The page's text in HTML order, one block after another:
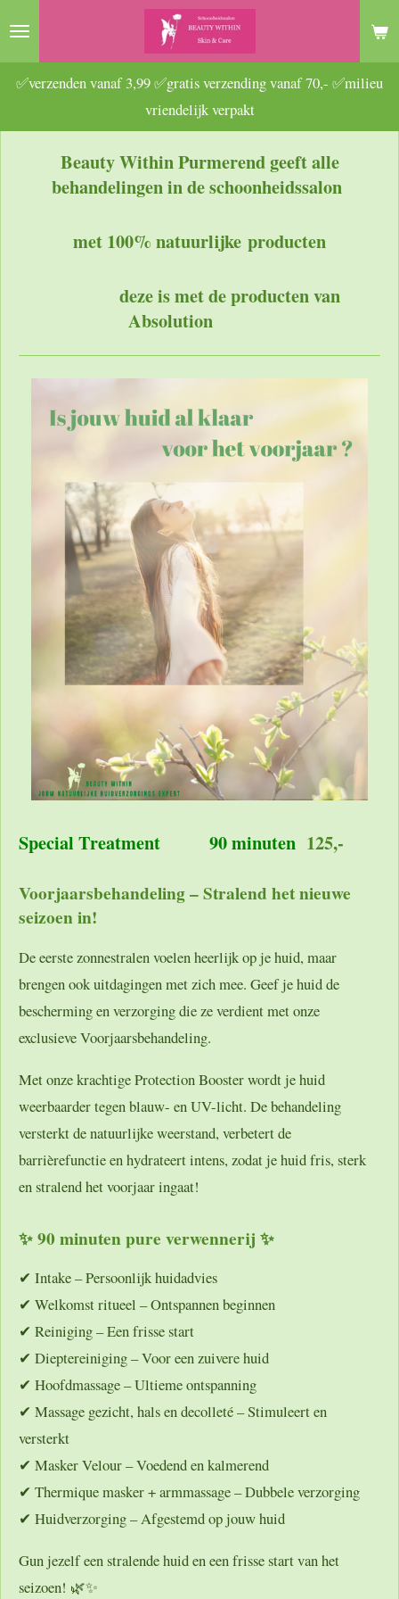
Ga
naar
hoofdinhoud
✅verzenden vanaf 3,99 ✅gratis verzending vanaf 70,- ✅milieu
vriendelijk verpakt
Beauty Within Purmerend geeft alle
behandelingen in de schoonheidssalon
met 100% natuurlijke producten
deze is met de producten van
Absolution
Special Treatment 90 minuten 125,-
Voorjaarsbehandeling – Stralend het nieuwe
seizoen in!
De eerste zonnestralen voelen heerlijk op je huid, maar
brengen ook uitdagingen met zich mee. Geef je huid de
bescherming en verzorging die ze verdient met onze
exclusieveVoorjaarsbehandeling.
Met onze krachtigeProtection Boosterwordt je huid
weerbaarder tegen blauw- en UV-licht. De behandeling
versterkt de natuurlijke weerstand, verbetert de
barrièrefunctie en hydrateert intens, zodat je huid fris, sterk
en stralend het voorjaar ingaat!
✨90 minuten pure verwennerij ✨
✔ Intake– Persoonlijk huidadvies
✔ Welkomst ritueel – Ontspannen beginnen
✔ Reiniging– Een frisse start
✔ Dieptereiniging– Voor een zuivere huid
✔ Hoofdmassage– Ultieme ontspanning
✔ Massage gezicht, hals en decolleté– Stimuleert en
versterkt
✔ Masker Velour– Voedend en kalmerend
✔ Thermique masker + armmassage– Dubbele verzorging
✔ Huidverzorging– Afgestemd op jouw huid
Gun jezelf eenstralende huid en een frisse start van het
seizoen! 🌿✨